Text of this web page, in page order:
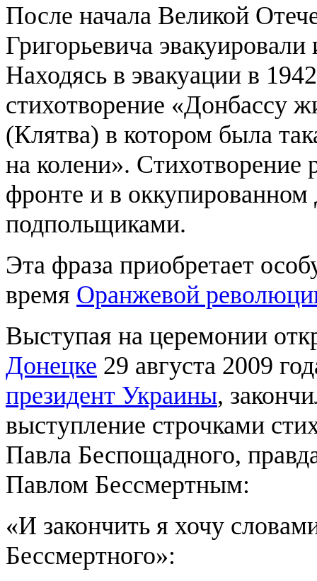
После начала Великой
Григорьевича эвакуировали
Находясь в эвакуации в
стихотворение «Донбассу
(Клятва) в котором была
на колени». Стихотворение
фронте и в
подпольщиками.
Эта фраза приобретает
время Оранжевой
Выступая на церемонии
Донецке 29 августа 2009
президент Украины,
выступление строчками
Павла Беспощадного,
Павлом Бессмертным:
«И закончить я хочу
Бессмертного»: